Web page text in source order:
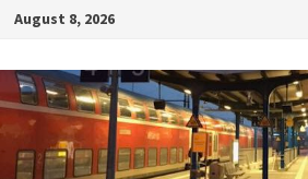
Zum
springen
August 8, 2026